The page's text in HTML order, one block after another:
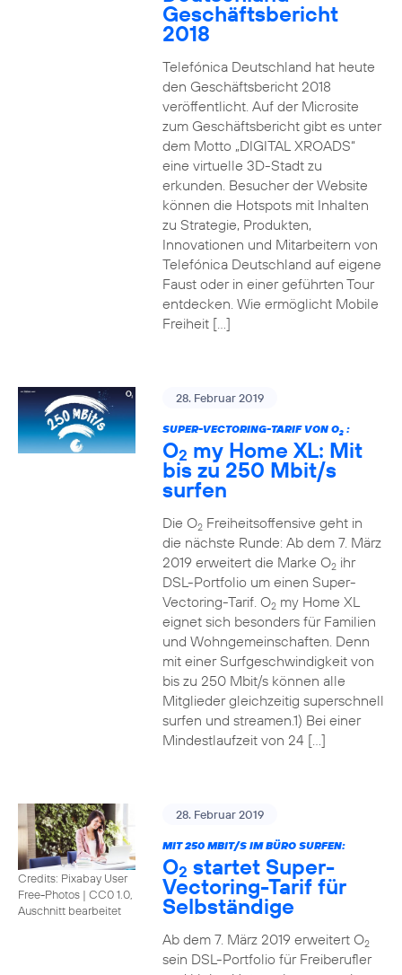
Geschäftsbericht
2018
Telefónica Deutschland hat heute
den Geschäftsbericht 2018
veröffentlicht. Auf der Microsite
zum Geschäftsbericht gibt es unter
dem Motto „DIGITAL XROADS“
eine virtuelle 3D-Stadt zu
erkunden. Besucher der Website
können die Hotspots mit Inhalten
zu Strategie, Produkten,
Innovationen und Mitarbeitern von
Telefónica Deutschland auf eigene
Faust oder in einer geführten Tour
entdecken. Wie ermöglicht Mobile
Freiheit […]
28. Februar 2019
SUPER-VECTORING-TARIF VON O2:
O2 my Home XL: Mit
bis zu 250 Mbit/s
surfen
Die O2Freiheitsoffensive geht in
die nächste Runde: Ab dem 7. März
2019 erweitert die Marke O2ihr
DSL-Portfolio um einen Super-
Vectoring-Tarif. O2my Home XL
eignet sich besonders für Familien
und Wohngemeinschaften. Denn
mit einer Surfgeschwindigkeit von
bis zu 250 Mbit/s können alle
Mitglieder gleichzeitig superschnell
surfen und streamen.1) Bei einer
Mindestlaufzeit von 24 […]
Credits: Pixabay User
Free-Photos | CC0 1.0,
Auschnitt bearbeitet
28. Februar 2019
MIT 250 MBIT/S IM BÜRO SURFEN:
O2 startet Super-
Vectoring-Tarif für
Selbständige
Ab dem 7. März 2019 erweitert O2
sein DSL-Portfolio für Freiberufler